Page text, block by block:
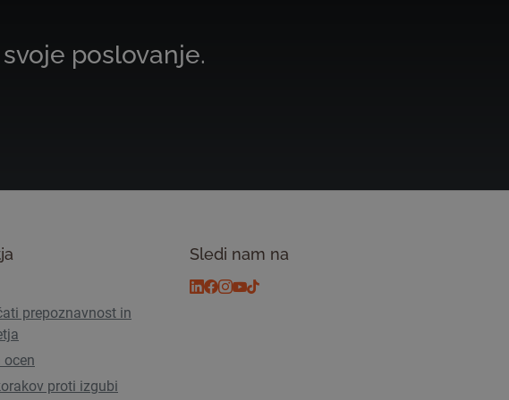
poslovanje.
prepoznavnost in
ocen
proti izgubi
Sledi nam na